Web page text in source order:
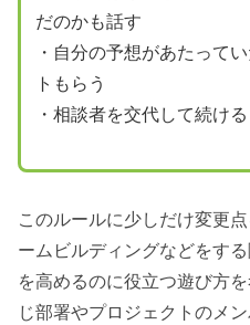
だのかも話す
・自分の予想があたって
トもらう
・相談者を交代して続ける
このルールに少しだけ変更
ームビルディングなどをす
を高めるのに役立つ遊び方
じ部署やプロジェクトのメ